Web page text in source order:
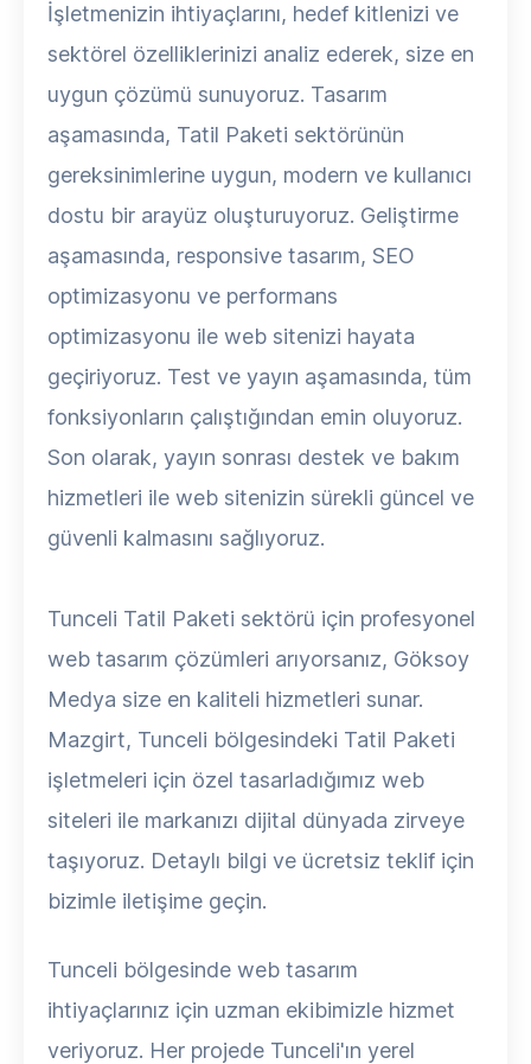
İşletmenizin ihtiyaçlarını, hedef kitlenizi ve
sektörel özelliklerinizi analiz ederek, size en
uygun çözümü sunuyoruz. Tasarım
aşamasında, Tatil Paketi sektörünün
gereksinimlerine uygun, modern ve kullanıcı
dostu bir arayüz oluşturuyoruz. Geliştirme
aşamasında, responsive tasarım, SEO
optimizasyonu ve performans
optimizasyonu ile web sitenizi hayata
geçiriyoruz. Test ve yayın aşamasında, tüm
fonksiyonların çalıştığından emin oluyoruz.
Son olarak, yayın sonrası destek ve bakım
hizmetleri ile web sitenizin sürekli güncel ve
güvenli kalmasını sağlıyoruz.
Tunceli Tatil Paketi sektörü için profesyonel
web tasarım çözümleri arıyorsanız, Göksoy
Medya size en kaliteli hizmetleri sunar.
Mazgirt, Tunceli bölgesindeki Tatil Paketi
işletmeleri için özel tasarladığımız web
siteleri ile markanızı dijital dünyada zirveye
taşıyoruz. Detaylı bilgi ve ücretsiz teklif için
bizimle iletişime geçin.
Tunceli bölgesinde web tasarım
ihtiyaçlarınız için uzman ekibimizle hizmet
veriyoruz. Her projede Tunceli'ın yerel